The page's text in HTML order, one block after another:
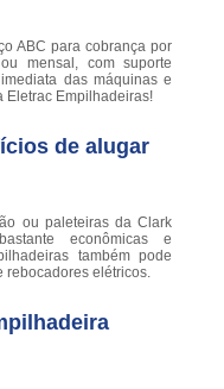
ABC para cobrança por
mensal, com suporte
das máquinas e
Eletrac Empilhadeiras!
de alugar
ou paleteiras da Clark
econômicas e
também pode
rebocadores elétricos.